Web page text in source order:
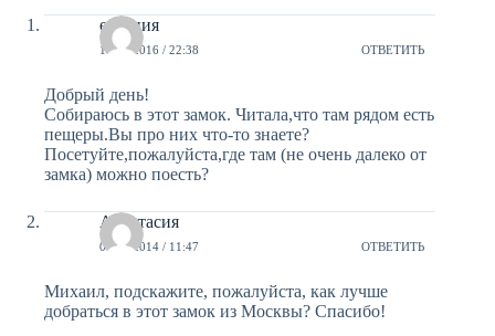
евгения
10/06/2016 / 22:38 ОТВЕТИТЬ
Добрый день!
Собираюсь в этот замок. Читала,что там рядом есть
пещеры.Вы про них что-то знаете?
Посетуйте,пожалуйста,где там (не очень далеко от
замка) можно поесть?
Анастасия
08/06/2014 / 11:47 ОТВЕТИТЬ
Михаил, подскажите, пожалуйста, как лучше
добраться в этот замок из Москвы? Спасибо!